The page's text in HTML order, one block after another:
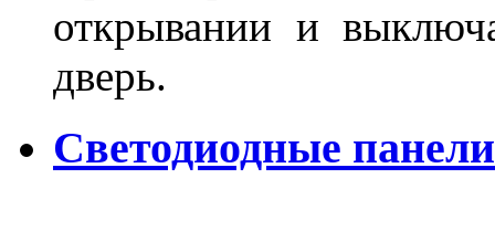
открывании и
дверь.
Светодиодные